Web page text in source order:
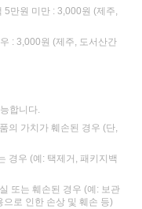
5만원 미만 : 3,000원 (제주,
: 3,000원 (제주, 도서산간
합니다.
의 가치가 훼손된 경우 (단,
경우 (예: 택제거, 패키지백
또는 훼손된 경우 (예: 보관
로 인한 손상 및 훼손 등)